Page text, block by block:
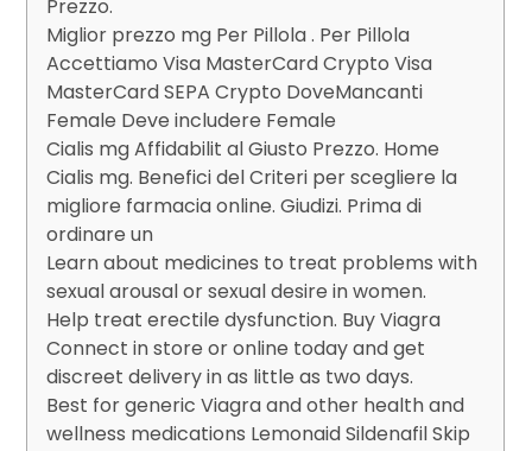
Prezzo.
Miglior prezzo mg Per Pillola . Per Pillola
Accettiamo Visa MasterCard Crypto Visa
MasterCard SEPA Crypto DoveMancanti
Female Deve includere Female
Cialis mg Affidabilit al Giusto Prezzo. Home
Cialis mg. Benefici del Criteri per scegliere la
migliore farmacia online. Giudizi. Prima di
ordinare un
Learn about medicines to treat problems with
sexual arousal or sexual desire in women.
Help treat erectile dysfunction. Buy Viagra
Connect in store or online today and get
discreet delivery in as little as two days.
Best for generic Viagra and other health and
wellness medications Lemonaid Sildenafil Skip